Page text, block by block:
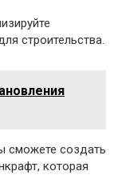
строительства.
сможете создать
которая